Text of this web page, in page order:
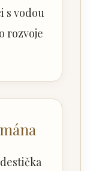
s vodou
rozvoje